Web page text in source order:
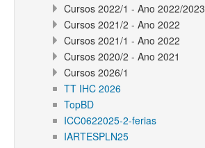
Cursos 2022/1 - Ano 2022/2023
Cursos 2021/2 - Ano 2022
Cursos 2021/1 - Ano 2022
Cursos 2020/2 - Ano 2021
Cursos 2026/1
TT IHC 2026
TopBD
ICC0622025-2-ferias
IARTESPLN25